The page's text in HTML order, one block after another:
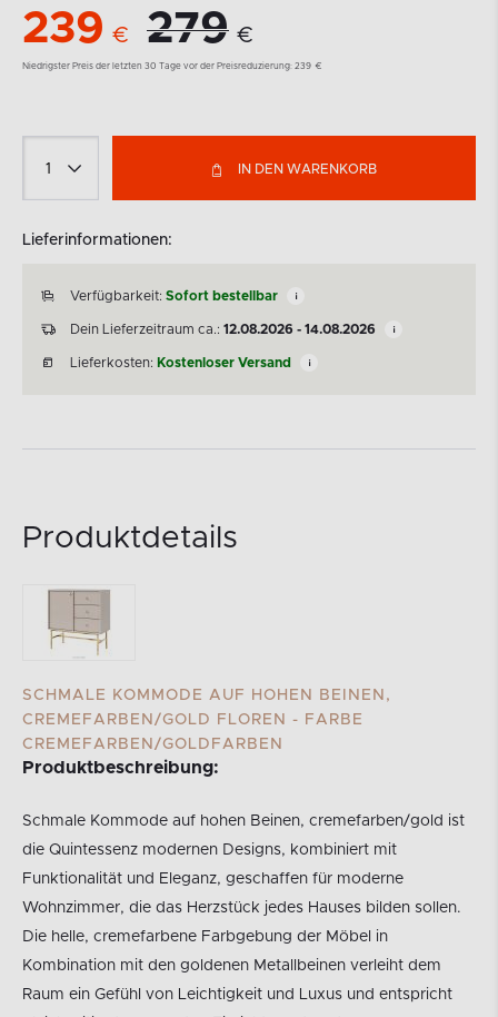
239 € 279 €
Niedrigster Preis der letzten 30 Tage vor der Preisreduzierung: 239 €
IN DEN WARENKORB
Lieferinformationen:
Verfügbarkeit: Sofort bestellbar
Dein Lieferzeitraum ca.: 12.08.2026 - 14.08.2026
Lieferkosten: Kostenloser Versand
Produktdetails
SCHMALE KOMMODE AUF HOHEN BEINEN,
CREMEFARBEN/GOLD FLOREN - FARBE
CREMEFARBEN/GOLDFARBEN
Produktbeschreibung:
Schmale Kommode auf hohen Beinen, cremefarben/gold ist
die Quintessenz modernen Designs, kombiniert mit
Funktionalität und Eleganz, geschaffen für moderne
Wohnzimmer, die das Herzstück jedes Hauses bilden sollen.
Die helle, cremefarbene Farbgebung der Möbel in
Kombination mit den goldenen Metallbeinen verleiht dem
Raum ein Gefühl von Leichtigkeit und Luxus und entspricht